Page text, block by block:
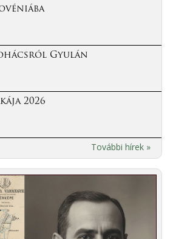
Gyulán
2026
További hírek »